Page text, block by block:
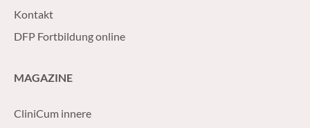
Kontakt
DFP Fortbildung online
MAGAZINE
CliniCum innere